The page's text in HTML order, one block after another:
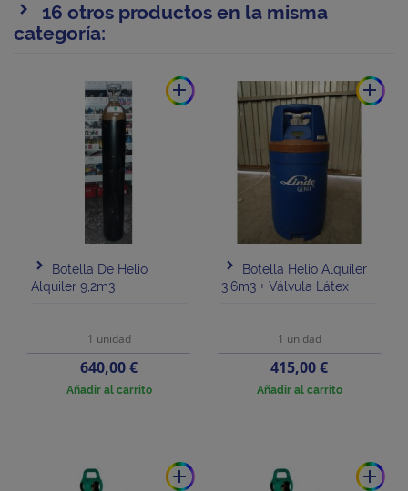
16 otros productos en la misma
categoría:
add
Botella De Helio
Alquiler 9,2m3
1 unidad
Precio
640,00 €
Añadir al carrito
add
Botella Helio Alquiler
3,6m3 + Válvula Látex
1 unidad
Precio
415,00 €
Añadir al carrito
add add